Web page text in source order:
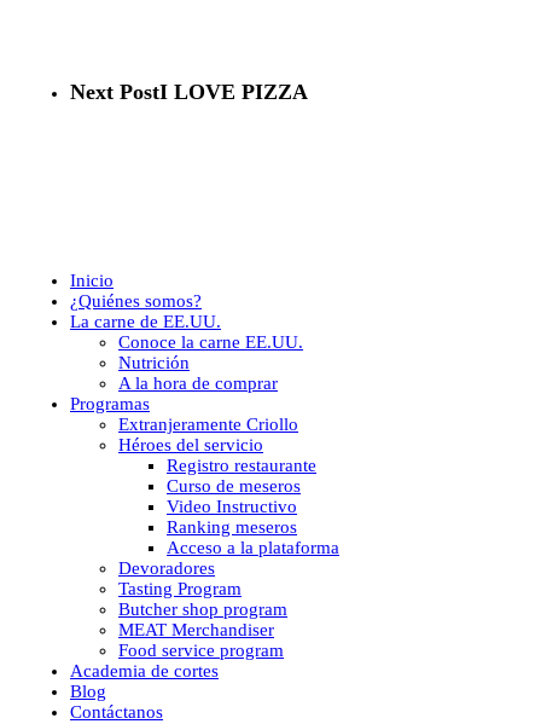
Next PostI LOVE PIZZA
Close
Menu
Inicio
¿Quiénes somos?
La carne de EE.UU.
Conoce la carne EE.UU.
Nutrición
A la hora de comprar
Programas
Extranjeramente Criollo
Héroes del servicio
Registro restaurante
Curso de meseros
Video Instructivo
Ranking meseros
Acceso a la plataforma
Devoradores
Tasting Program
Butcher shop program
MEAT Merchandiser
Food service program
Academia de cortes
Blog
Contáctanos